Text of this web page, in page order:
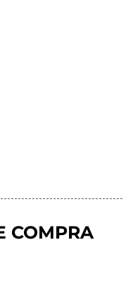
COMPRA